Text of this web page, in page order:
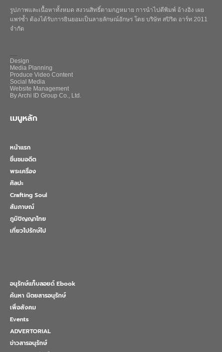
รูปภาพและเนื้อหาทั้งหมด สงวนสิทธิ์ตามกฎหมาย การนำไปตีพิมพ์ อ้างอิง เผย
แพร่ซ้ำ ต้องได้รับการยินยอมเป็นลายลักษณ์อักษร โดย บริษัท สปิริต อาร์ท 2011
จำกัด
Design
Media Planning
Produce Video Content
Social Media
Website Management
By Archi ID Group Co., Ltd.
เมนูหลัก
หน้าแรก
ชื่นชมอดีต
พระเครื่อง
ศิลปะ
Crafting Soul
สัมภาษณ์
ภูมิปัญญาไทย
เที่ยวไปรักษ์ไป
อนุรักษ์แท็บลอยด์ Ebook
ค้นหา นิตยสารอนุรักษ์
เพื่อสังคม
Events
ADVERTORIAL
ข่าวสารอนุรักษ์